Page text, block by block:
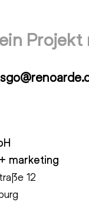
Projekt
marketing
12